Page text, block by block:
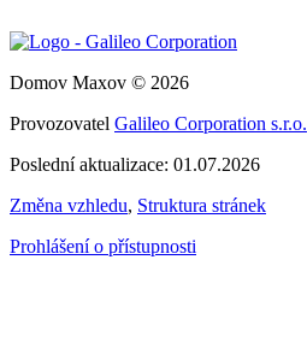
Domov Maxov © 2026
Provozovatel Galileo Corporation s.r.o.
Poslední aktualizace: 01.07.2026
Změna vzhledu, Struktura stránek
Prohlášení o přístupnosti